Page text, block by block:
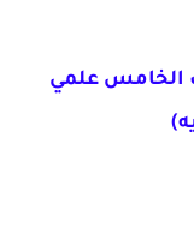
الخامس علمي